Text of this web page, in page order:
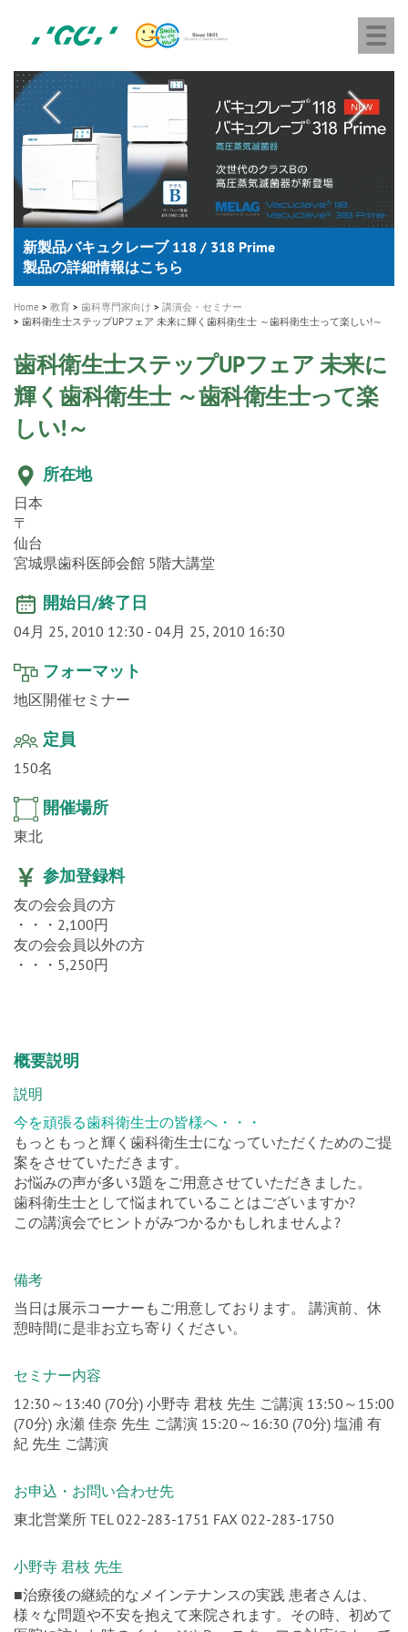
content
ジ
ー
シ
M
A healthy smile greatly contributes to your quality of life
新発売 エバーエックス フロー
製品の詳細情報はこちら
「セラスマート テクノロジーブック」公開
「イニシャル LiSi（リジ）ブロック テクノロジーブッ
ク」公開
歯を内部まで白くする
医療ホワイトニング ティオン®
新製品 イオム ナゴミ for DH
専用サイトはこちら
新製品バキュクレーブ 118 / 318 Prime
製品の詳細情報はこちら
インプラント Aadva®
ショートインプラント新発売
GCグループ企業
Home 教育 歯科専門家向け
講演会・セミナー
歯科衛生士ステップUPフェア 未来に輝く歯科衛生士 ～歯科衛生士って楽しい!～
歯科衛生士ステップUPフェア 未来に
輝く歯科衛生士 ～歯科衛生士って楽
しい!～
所在地
日本
〒
仙台
宮城県歯科医師会館 5階大講堂
開始日/終了日
04月 25, 2010 12:30 04月 25, 2010 16:30
フォーマット
地区開催セミナー
定員
150名
開催場所
東北
参加登録料
友の会会員の方
・・・2,100円
友の会会員以外の方
・・・5,250円
概要説明
説明
今を頑張る歯科衛生士の皆様へ・・・
もっともっと輝く歯科衛生士になっていただくためのご提
案をさせていただきます。
お悩みの声が多い3題をご用意させていただきました。
歯科衛生士として悩まれていることはございますか?
この講演会でヒントがみつかるかもしれませんよ?
備考
当日は展示コーナーもご用意しております。 講演前、休
憩時間に是非お立ち寄りください。
セミナー内容
12:30～13:40 (70分) 小野寺 君枝 先生 ご講演 13:50～15:00
(70分) 永瀬 佳奈 先生 ご講演 15:20～16:30 (70分) 塩浦 有
紀 先生 ご講演
お申込・お問い合わせ先
東北営業所 TEL 022-283-1751 FAX 022-283-1750
小野寺 君枝 先生
■治療後の継続的なメインテナンスの実践 患者さんは、
様々な問題や不安を抱えて来院されます。その時、初めて